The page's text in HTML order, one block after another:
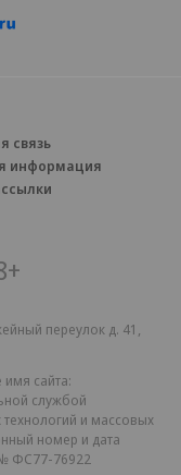
связь
информация
переулок д. 41,
сайта:
службой
и массовых
номер и дата
ФС77-76922